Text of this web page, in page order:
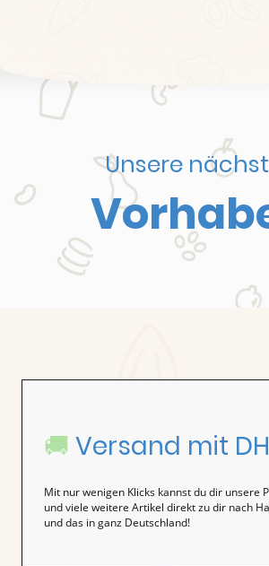
Unsere
🚚 Versand mit
Mit nur wenigen Klicks kannst du dir unsere
und viele weitere Artikel direkt zu dir nach
und das in ganz Deutschland!